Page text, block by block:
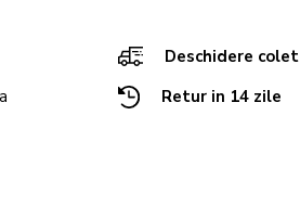
Deschidere colet
Retur in 14 zile